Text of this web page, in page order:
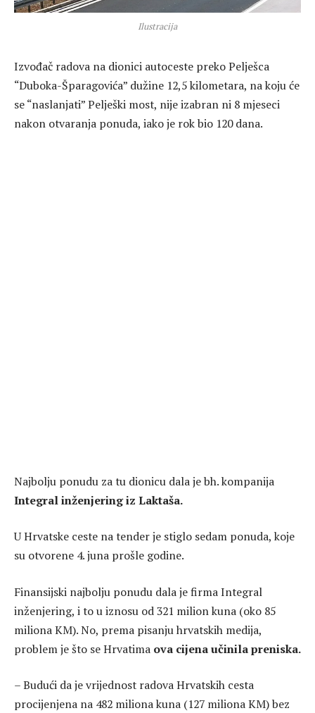
Ilustracija
Izvođač radova na dionici autoceste preko Pelješca
“Duboka-Šparagovića” dužine 12,5 kilometara, na koju će
se “naslanjati” Pelješki most, nije izabran ni 8 mjeseci
nakon otvaranja ponuda, iako je rok bio 120 dana.
Najbolju ponudu za tu dionicu dala je bh. kompanija
Integral inženjering iz Laktaša.
U Hrvatske ceste na tender je stiglo sedam ponuda, koje
su otvorene 4. juna prošle godine.
Finansijski najbolju ponudu dala je firma Integral
inženjering, i to u iznosu od 321 milion kuna (oko 85
miliona KM). No, prema pisanju hrvatskih medija,
problem je što se Hrvatima ova cijena učinila preniska.
– Budući da je vrijednost radova Hrvatskih cesta
procijenjena na 482 miliona kuna (127 miliona KM) bez